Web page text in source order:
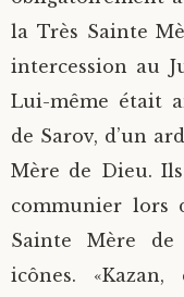
la Très Sainte
intercession au
Lui-même était
de Sarov, d’un
Mère de Dieu.
communier lors
Sainte Mère
icônes.